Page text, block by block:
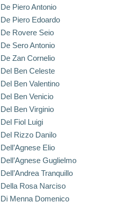
De Piero Antonio
De Piero Edoardo
De Rovere Seio
De Sero Antonio
De Zan Cornelio
Del Ben Celeste
Del Ben Valentino
Del Ben Venicio
Del Ben Virginio
Del Fiol Luigi
Del Rizzo Danilo
Dell’Agnese Elio
Dell’Agnese Guglielmo
Dell’Andrea Tranquillo
Della Rosa Narciso
Di Menna Domenico